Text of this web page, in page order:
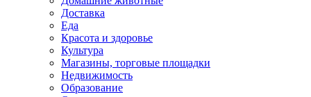
Доставка
Еда
Красота и здоровье
Культура
Магазины, торговые площадки
Недвижимость
Образование